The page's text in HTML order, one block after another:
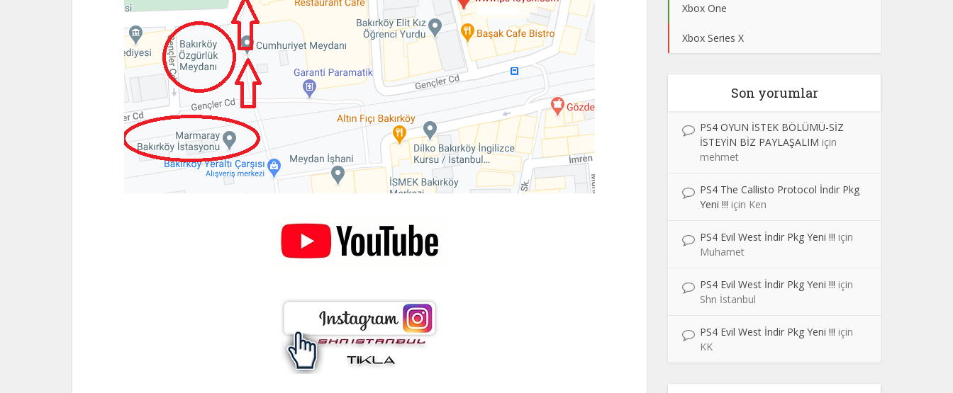
Xbox One
Xbox Series X
Son yorumlar
PS4 OYUN İSTEK BÖLÜMÜ-SİZ
İSTEYİN BİZ PAYLAŞALIM için
mehmet
PS4 The Callisto Protocol İndir Pkg
Yeni !!! için Ken
PS4 Evil West İndir Pkg Yeni !!! için
Muhamet
PS4 Evil West İndir Pkg Yeni !!! için
Shn İstanbul
PS4 Evil West İndir Pkg Yeni !!! için
KK